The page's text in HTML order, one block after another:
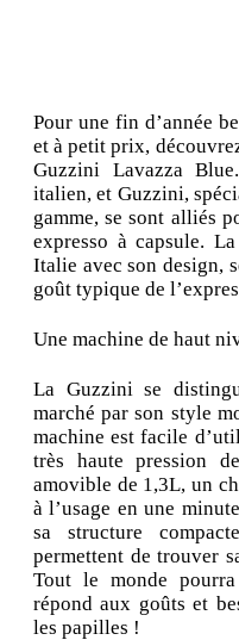
Pour une fin d’année
et à petit prix,
Guzzini Lavazza
italien, et Guzzini,
gamme, se sont alliés
expresso à capsule.
Italie avec son design,
goût typique de
Une machine de haut
La Guzzini se
marché par son style
machine est facile
très haute pression
amovible de 1,3L, un
à l’usage en une
sa structure
permettent de trouver
Tout le monde
répond aux goûts et
les papilles !